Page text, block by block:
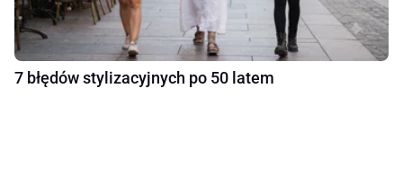
7 błędów stylizacyjnych po 50 latem